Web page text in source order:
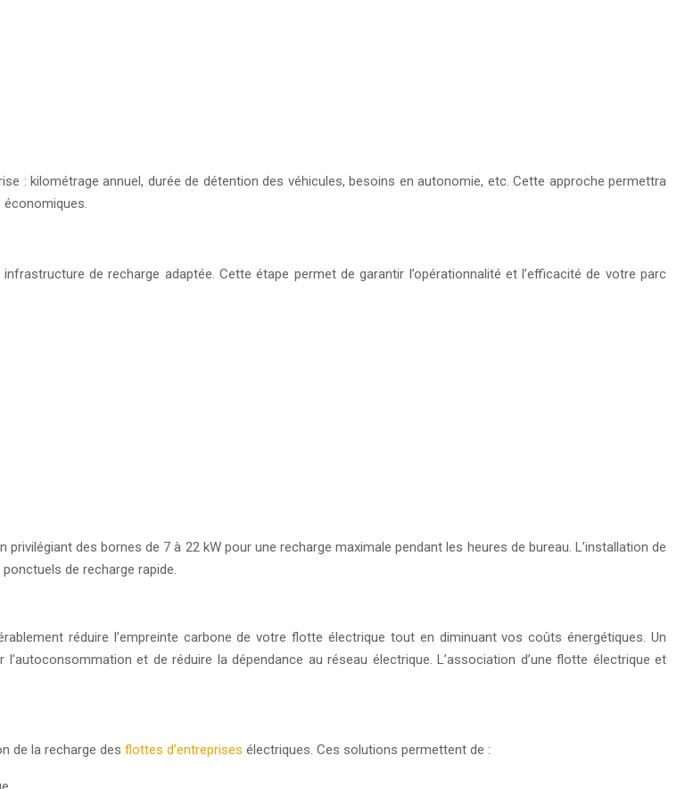
: kilométrage annuel, durée de détention des véhicules, besoins en autonomie, etc. Cette approche permettra
de recharge adaptée. Cette étape permet de garantir l’opérationnalité et l’efficacité de votre parc
des bornes de 7 à 22 kW pour une recharge maximale pendant les heures de bureau. L’installation de
de recharge rapide.
réduire l’empreinte carbone de votre flotte électrique tout en diminuant vos coûts énergétiques. Un
et de réduire la dépendance au réseau électrique. L’association d’une flotte électrique et
de la recharge des flottes d’entreprises électriques. Ces solutions permettent de :